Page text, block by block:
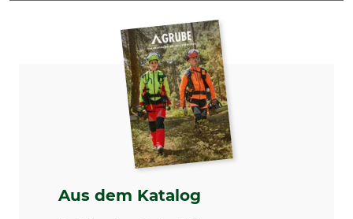
Min. Durchmesser
15 mm
Länge
152 cm
Aus dem Katalog